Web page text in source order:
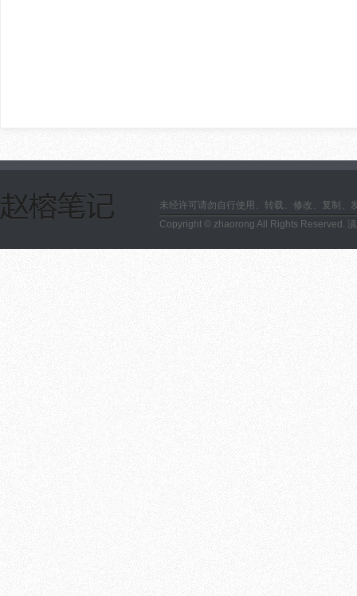
未经许可请勿自行使用、转载、修改、复制
Copyright © zhaorong All Rights Reserved.